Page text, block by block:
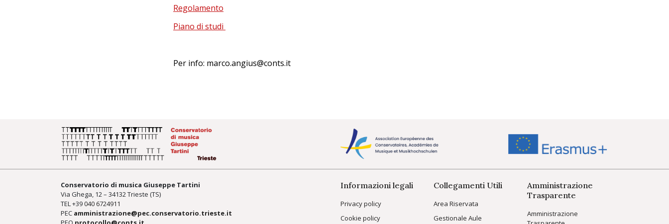
Regolamento
Piano di studi
Per info: marco.angius@conts.it
Conservatorio di musica Giuseppe Tartini
Via Ghega, 12 – 34132 Trieste (TS)
TEL +39040 6724911
PEC amministrazione@pec.conservatorio.trieste.it
Informazioni legali
Privacy policy
Cookie policy
Collegamenti Utili
Area Riservata
Gestionale Aule
Amministrazione
Trasparente
Amministrazione